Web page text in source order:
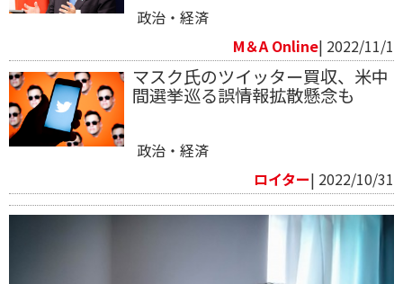
政治・経済
M＆A Online| 2022/11/1
マスク氏のツイッター買収、米中
間選挙巡る誤情報拡散懸念も
政治・経済
ロイター| 2022/10/31